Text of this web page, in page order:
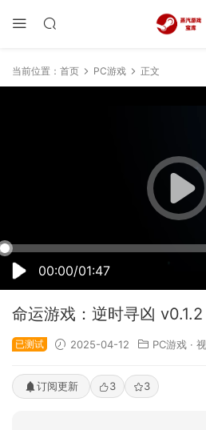
当前位置： 首页 PC游戏 正文
00:00/01:47
50% 75% 100%
命运游戏：逆时寻凶 v0.1.2
已测试 2025-04-12 PC游戏 ·
订阅更新 3 3